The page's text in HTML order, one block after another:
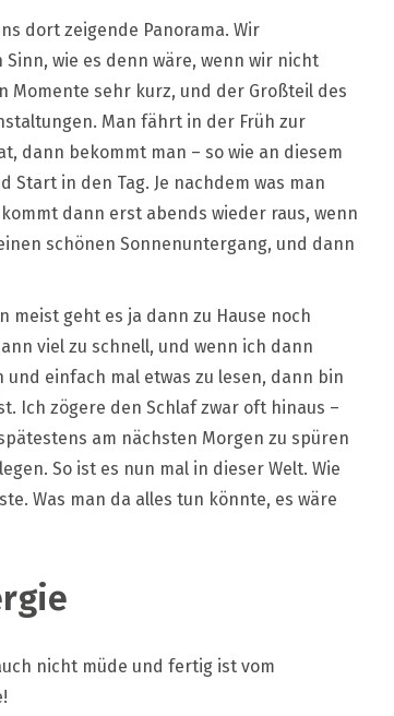
dort zeigende Panorama. Wir
wie es denn wäre, wenn wir nicht
Momente sehr kurz, und der Großteil des
Man fährt in der Früh zur
dann bekommt man – so wie an diesem
Start in den Tag. Je nachdem was man
dann erst abends wieder raus, wenn
schönen Sonnenuntergang, und dann
geht es ja dann zu Hause noch
viel zu schnell, und wenn ich dann
einfach mal etwas zu lesen, dann bin
Ich zögere den Schlaf zwar oft hinaus –
am nächsten Morgen zu spüren
So ist es nun mal in dieser Welt. Wie
Was man da alles tun könnte, es wäre
nicht müde und fertig ist vom